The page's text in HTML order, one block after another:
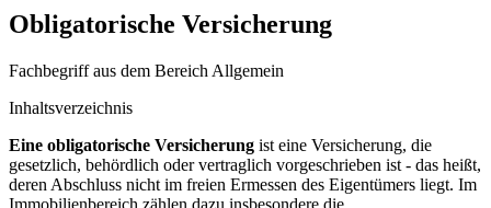
Obligatorische Versicherung
Fachbegriff aus dem Bereich Allgemein
Inhaltsverzeichnis
Eine obligatorische Versicherung ist eine Versicherung, die
gesetzlich, behördlich oder vertraglich vorgeschrieben ist - das heißt,
deren Abschluss nicht im freien Ermessen des Eigentümers liegt. Im
Immobilienbereich zählen dazu insbesondere die